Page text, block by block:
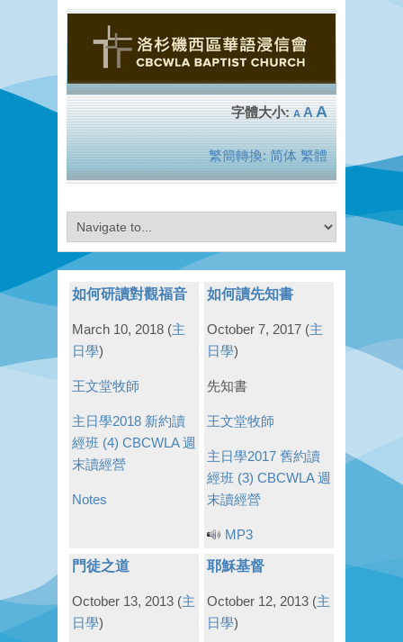
A A A
繁簡轉換: 简体 繁體
如何研讀對觀福音
March 10, 2018 (主
日學)
王文堂牧師
主日學2018 新約讀
經班 (4) CBCWLA 週
末讀經營
Notes
如何讀先知書
October 7, 2017 (主
日學)
先知書
王文堂牧師
主日學2017 舊約讀
經班 (3) CBCWLA 週
末讀經營
MP3
門徒之道
October 13, 2013 (主
日學)
耶穌基督
October 12, 2013 (主
日學)